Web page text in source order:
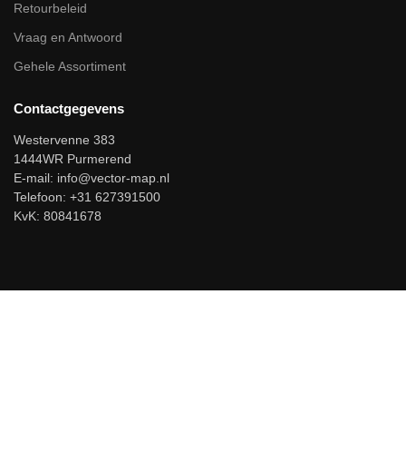
Retourbeleid
Vraag en Antwoord
Gehele Assortiment
Contactgegevens
Westervenne 383
1444WR Purmerend
E-mail: info@vector-map.nl
Telefoon: +31 627391500
KvK: 80841678